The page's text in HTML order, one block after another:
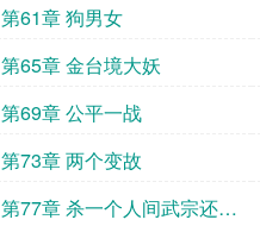
第61章 狗男女
第65章 金台境大妖
第69章 公平一战
第73章 两个变故
第77章 杀一个人间武宗还不